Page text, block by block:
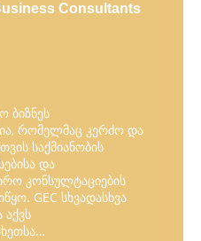
Consultants
ბიზნეს
რომელმაც კერძო და
საქმიანობის
და
კონსულტაციების
GEC სხვადასხვა
აქვს